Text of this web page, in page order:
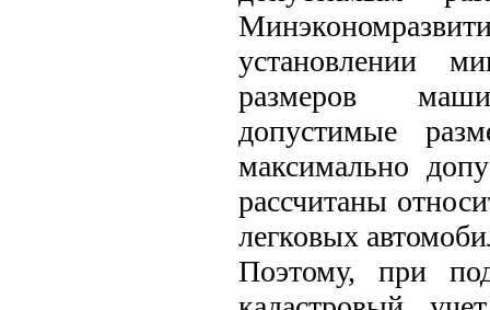
установлении
размеров
допустимые
максимально
рассчитаны
легковых
Поэтому, при